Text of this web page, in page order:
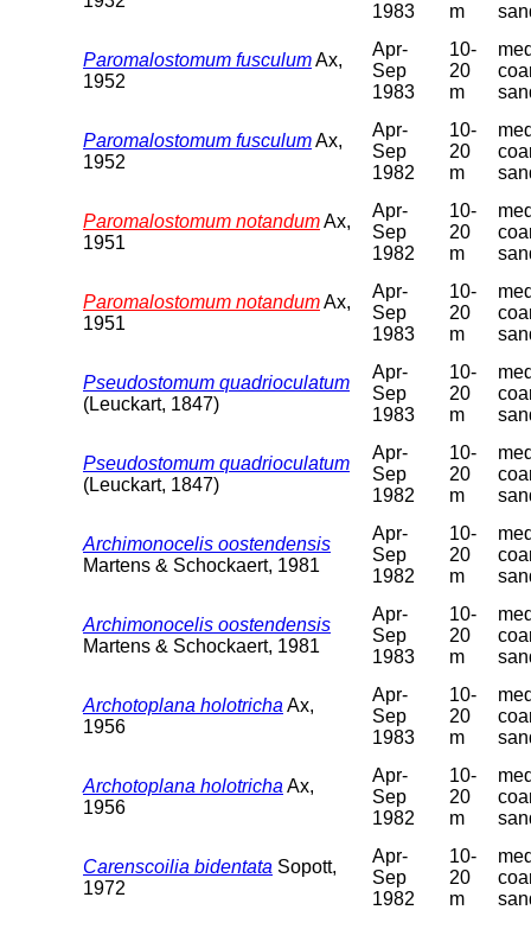
1983
m
Paromalostomum fusculumAx,
1952
Apr-
Sep
1983
10-
20
m
Paromalostomum fusculumAx,
1952
Apr-
Sep
1982
10-
20
m
Paromalostomum notandumAx,
1951
Apr-
Sep
1982
10-
20
m
Paromalostomum notandumAx,
1951
Apr-
Sep
1983
10-
20
m
Pseudostomum quadrioculatum
(Leuckart, 1847)
Apr-
Sep
1983
10-
20
m
Pseudostomum quadrioculatum
(Leuckart, 1847)
Apr-
Sep
1982
10-
20
m
Archimonocelis oostendensis
Martens & Schockaert, 1981
Apr-
Sep
1982
10-
20
m
Archimonocelis oostendensis
Martens & Schockaert, 1981
Apr-
Sep
1983
10-
20
m
Archotoplana holotricha Ax,
1956
Apr-
Sep
1983
10-
20
m
Archotoplana holotricha Ax,
1956
Apr-
Sep
1982
10-
20
m
Carenscoilia bidentata Sopott,
1972
Apr-
Sep
1982
10-
20
m